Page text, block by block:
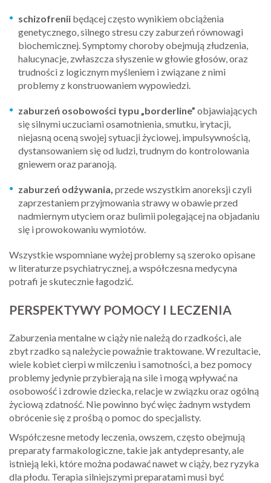
schizofrenii będącej często wynikiem obciążenia
genetycznego, silnego stresu czy zaburzeń równowagi
biochemicznej. Symptomy choroby obejmują złudzenia,
halucynacje, zwłaszcza słyszenie w głowie głosów, oraz
trudności z logicznym myśleniem i związane z nimi
problemy z konstruowaniem wypowiedzi.
zaburzeń osobowości typu „borderline” objawiających
się silnymi uczuciami osamotnienia, smutku, irytacji,
niejasną oceną swojej sytuacji życiowej, impulsywnością,
dystansowaniem się od ludzi, trudnym do kontrolowania
gniewem oraz paranoją.
zaburzeń odżywania, przede wszystkim anoreksji czyli
zaprzestaniem przyjmowania strawy w obawie przed
nadmiernym utyciem oraz bulimii polegającej na objadaniu
się i prowokowaniu wymiotów.
Wszystkie wspomniane wyżej problemy są szeroko opisane
w literaturze psychiatrycznej, a współczesna medycyna
potrafi je skutecznie łagodzić.
PERSPEKTYWY POMOCY I LECZENIA
Zaburzenia mentalne w ciąży nie należą do rzadkości, ale
zbyt rzadko są należycie poważnie traktowane. W rezultacie,
wiele kobiet cierpi w milczeniu i samotności, a bez pomocy
problemy jedynie przybierają na sile i mogą wpływać na
osobowość i zdrowie dziecka, relacje w związku oraz ogólną
życiową zdatność. Nie powinno być więc żadnym wstydem
obrócenie się z prośbą o pomoc do specjalisty.
Współczesne metody leczenia, owszem, często obejmują
preparaty farmakologiczne, takie jak antydepresanty, ale
istnieją leki, które można podawać nawet w ciąży, bez ryzyka
dla płodu. Terapia silniejszymi preparatami musi być